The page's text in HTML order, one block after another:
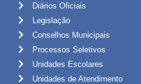
Diários Oficiais
Legislação
Conselhos Municipais
Processos Seletivos
Unidades Escolares
Unidades de Atendimento